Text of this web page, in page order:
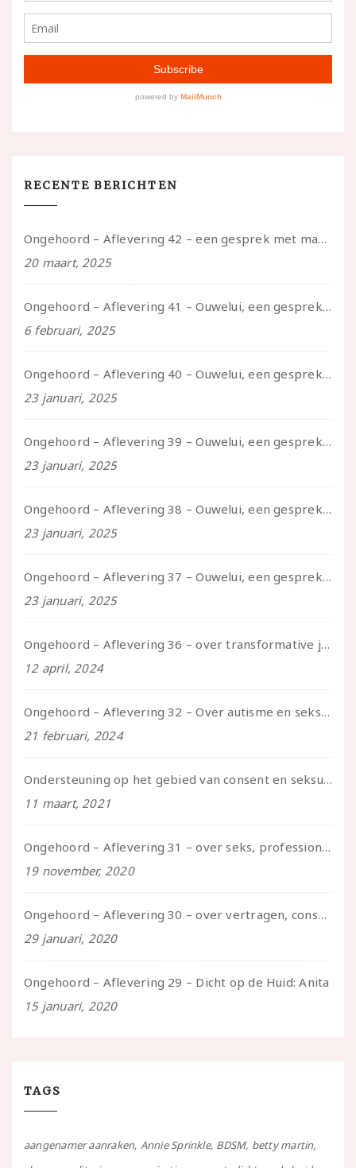
RECENTE BERICHTEN
Ongehoord – Aflevering 42 – een gesprek met marijn over seksueel opbloeien, het ouderschap uitvinden en verschillende leeftijden in je mee dragen
20 maart, 2025
Ongehoord – Aflevering 41 – Ouwelui, een gesprek met Marcelle over polyamorie op latere leeftijd, (mantel)zorg voor je partners en seksueel plezier.
6 februari, 2025
Ongehoord – Aflevering 40 – Ouwelui, een gesprek met Sadie Lune over vormende relaties en de geschiedenis van de queer pornobeweging
23 januari, 2025
Ongehoord – Aflevering 39 – Ouwelui, een gesprek met Pepijn en Ivo over hun regenbooggezin, eigenzinnig ouder worden en Cruise Control
23 januari, 2025
Ongehoord – Aflevering 38 – Ouwelui, een gesprek met vreer over behoefte aan geborgenheid en het behouden van je idealen
23 januari, 2025
Ongehoord – Aflevering 37 – Ouwelui, een gesprek met non over seksualiteit, transitie en ageism
23 januari, 2025
Ongehoord – Aflevering 36 – over transformative justice – in gesprek met Ella en carson
12 april, 2024
Ongehoord – Aflevering 32 – Over autisme en seksualiteit – in gesprek met Roos Reijbroek
21 februari, 2024
Ondersteuning op het gebied van consent en seksualiteit
11 maart, 2021
Ongehoord – Aflevering 31 – over seks, professioneel en persoonlijk, een gesprek met Marije
19 november, 2020
Ongehoord – Aflevering 30 – over vertragen, consent en negatieve gevoelens met Meg-John Barker
29 januari, 2020
Ongehoord – Aflevering 29 – Dicht op de Huid: Anita
15 januari, 2020
TAGS
aangenamer aanraken Annie Sprinkle BDSM betty martin